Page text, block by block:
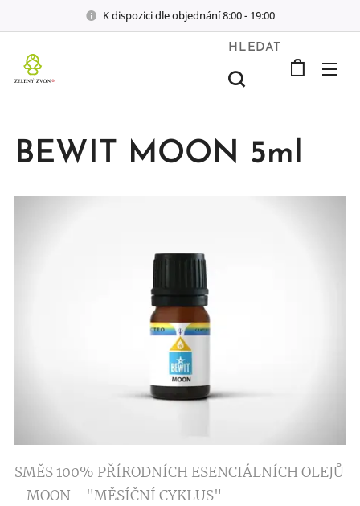
K dispozici dle objednání 8:00 - 19:00
HLEDAT
BEWIT MOON 5ml
SMĚS 100% PŘÍRODNÍCH ESENCIÁLNÍCH OLEJŮ
- MOON - "MĚSÍČNÍ CYKLUS"